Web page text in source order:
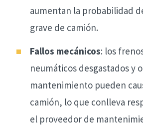
aumentan la probabilidad
grave de camión.
Fallos mecánicos: los
neumáticos desgastados y
mantenimiento pueden
camión, lo que conlleva
el proveedor de